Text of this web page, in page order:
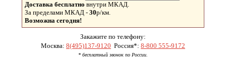
Доставка бесплатно внутри МКАД.
За пределами МКАД - 30р/км.
Возможна сегодня!
Закажите по телефону:
Москва: 8(495)137-9120 Россия*: 8-800 555-9172
* бесплатный звонок по России.